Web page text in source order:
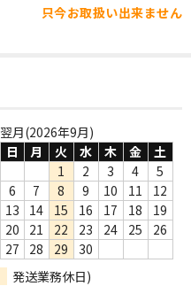
只今お取扱い出来ません
翌月(2026年9月)
日
月 火 水 木 金
土
1
2 3 4
5
6
7 8 9 10 11
12
13
14 15 16 17 18
19
20
21 22 23 24 25
26
27
28 29
30
発送業務休日)